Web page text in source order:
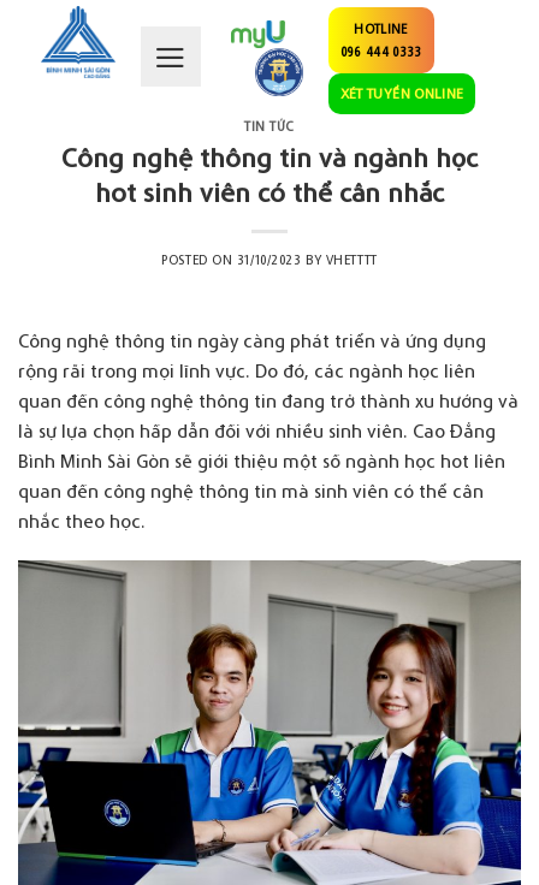
content
HOTLINE
096 444 0333
XÉT TUYỂN ONLINE
TIN TỨC
Công nghệ thông tin và ngành học
hot sinh viên có thể cân nhắc
POSTED ON 31/10/2023 BY VHETTTT
Công nghệ thông tin ngày càng phát triển và ứng dụng
rộng rãi trong mọi lĩnh vực. Do đó, các ngành học liên
quan đến công nghệ thông tin đang trở thành xu hướng và
là sự lựa chọn hấp dẫn đối với nhiều sinh viên. Cao Đẳng
Bình Minh Sài Gòn sẽ giới thiệu một số ngành học hot liên
quan đến công nghệ thông tin mà sinh viên có thể cân
nhắc theo học.